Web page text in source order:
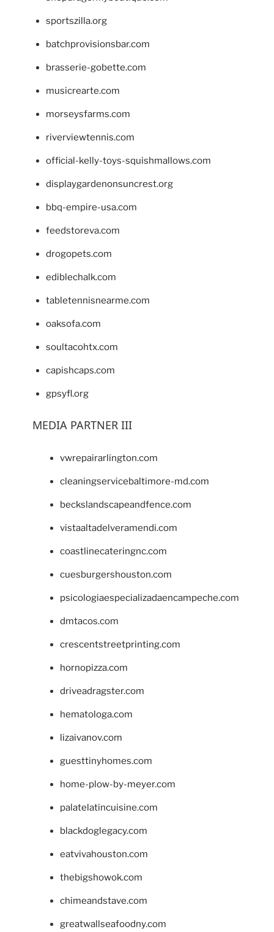
sportszilla.org
batchprovisionsbar.com
brasserie-gobette.com
musicrearte.com
morseysfarms.com
riverviewtennis.com
official-kelly-toys-squishmallows.com
displaygardenonsuncrest.org
bbq-empire-usa.com
feedstoreva.com
drogopets.com
ediblechalk.com
tabletennisnearme.com
oaksofa.com
soultacohtx.com
capishcaps.com
gpsyfl.org
MEDIA PARTNER III
vwrepairarlington.com
cleaningservicebaltimore-md.com
beckslandscapeandfence.com
vistaaltadelveramendi.com
coastlinecateringnc.com
cuesburgershouston.com
psicologiaespecializadaencampeche.com
dmtacos.com
crescentstreetprinting.com
hornopizza.com
driveadragster.com
hematologa.com
lizaivanov.com
guesttinyhomes.com
home-plow-by-meyer.com
palatelatincuisine.com
blackdoglegacy.com
eatvivahouston.com
thebigshowok.com
chimeandstave.com
greatwallseafoodny.com